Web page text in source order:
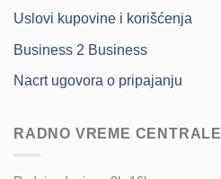
Uslovi kupovine i korišćenja
Business 2 Business
Nacrt ugovora o pripajanju
RADNO VREME CENTRALE